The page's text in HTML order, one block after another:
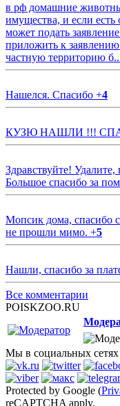
в рф домашние
имущества, и если есть
может подать
приложить к
частную территорию
Нашелся. Спасибо +4
КУЗЮ НАШЛИ !!!
Здравствуйте!
Большое спасибо за
Мопсик дома, спасибо
не прошли мимо. +5
Нашли, спасибо за
Все комментарии
POISKZOO.RU
Мы в социальных сетях
Protected by Google (
reCAPTCHA apply.